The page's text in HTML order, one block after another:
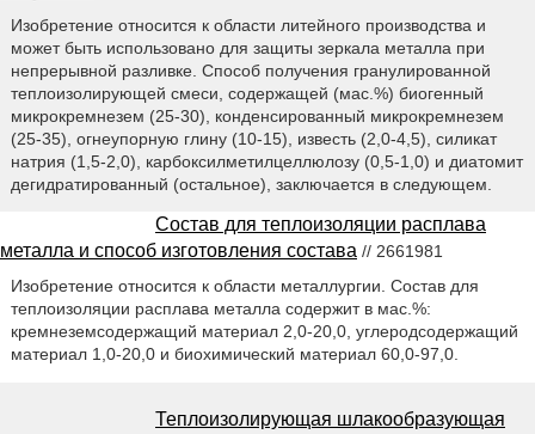
Изобретение относится к области литейного производства и
может быть использовано для защиты зеркала металла при
непрерывной разливке. Способ получения гранулированной
теплоизолирующей смеси, содержащей (мас.%) биогенный
микрокремнезем (25-30), конденсированный микрокремнезем
(25-35), огнеупорную глину (10-15), известь (2,0-4,5), силикат
натрия (1,5-2,0), карбоксилметилцеллюлозу (0,5-1,0) и диатомит
дегидратированный (остальное), заключается в следующем.
Состав для теплоизоляции расплава
металла и способ изготовления состава // 2661981
Изобретение относится к области металлургии. Состав для
теплоизоляции расплава металла содержит в мас.%:
кремнеземсодержащий материал 2,0-20,0, углеродсодержащий
материал 1,0-20,0 и биохимический материал 60,0-97,0.
Теплоизолирующая шлакообразующая